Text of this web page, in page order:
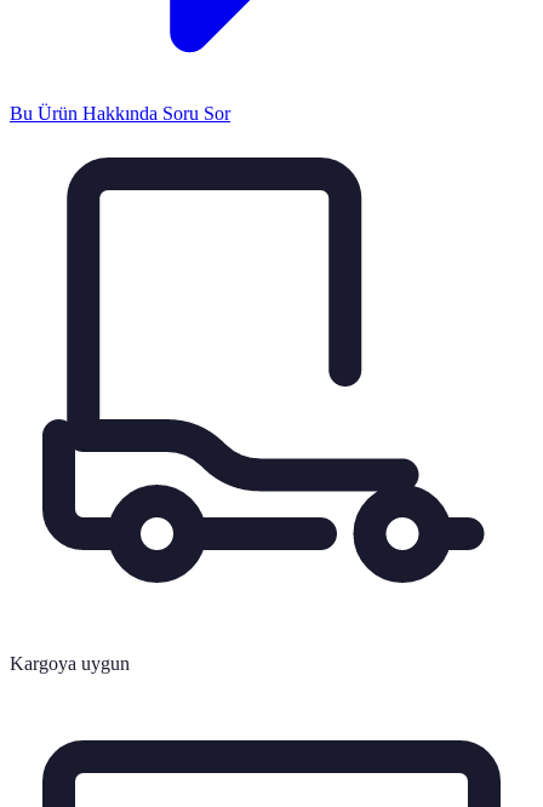
Bu Ürün Hakkında Soru Sor
Kargoya uygun